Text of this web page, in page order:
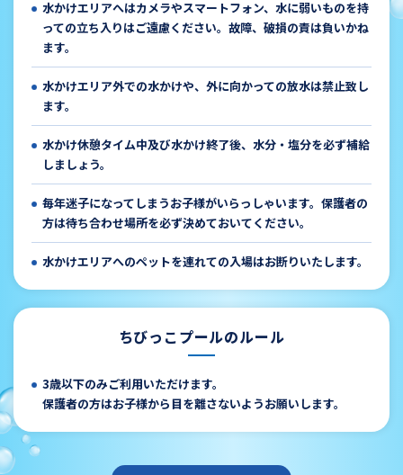
水かけエリアへはカメラやスマートフォン、水に弱いものを持
っての立ち入りはご遠慮ください。故障、破損の責は負いかね
ます。
水かけエリア外での水かけや、外に向かっての放水は禁止致し
ます。
水かけ休憩タイム中及び水かけ終了後、水分・塩分を必ず補給
しましょう。
毎年迷子になってしまうお子様がいらっしゃいます。保護者の
方は待ち合わせ場所を必ず決めておいてください。
水かけエリアへのペットを連れての入場はお断りいたします。
ちびっこプールのルール
3歳以下のみご利用いただけます。
保護者の方はお子様から目を離さないようお願いします。